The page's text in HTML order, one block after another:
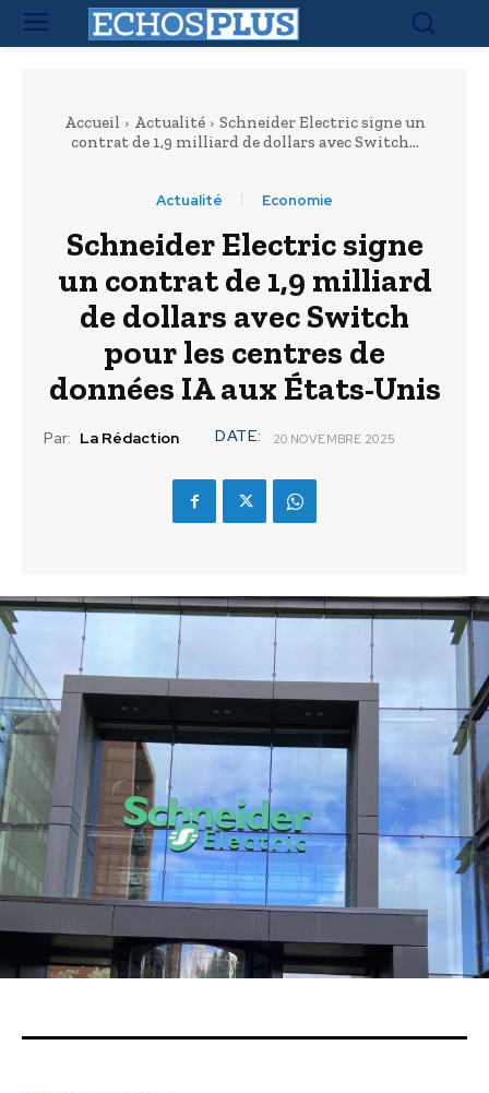
Accueil Actualité
Schneider Electric signe un
contrat de 1,9 milliard de dollars avec Switch...
Actualité Economie
Schneider Electric signe
un contrat de 1,9 milliard
de dollars avec Switch
pour les centres de
données IA aux États-Unis
Par: La Rédaction DATE: 20 NOVEMBRE 2025